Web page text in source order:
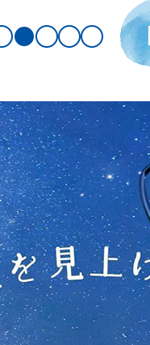
1枚目のスライドを表示
2枚目のスライドを表示
3枚目のスライドを
4枚目のスラ
5枚目の